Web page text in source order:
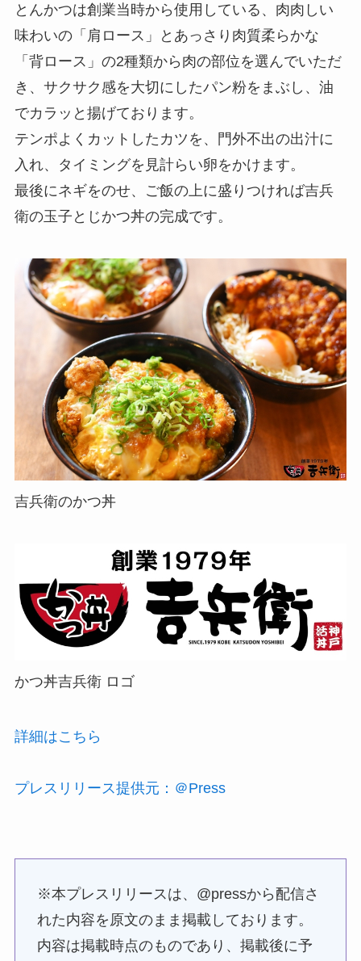
とんかつは創業当時から使用している、肉肉しい
味わいの「肩ロース」とあっさり肉質柔らかな
「背ロース」の2種類から肉の部位を選んでいただ
き、サクサク感を大切にしたパン粉をまぶし、油
でカラッと揚げております。
テンポよくカットしたカツを、門外不出の出汁に
入れ、タイミングを見計らい卵をかけます。
最後にネギをのせ、ご飯の上に盛りつければ吉兵
衛の玉子とじかつ丼の完成です。
吉兵衛のかつ丼
かつ丼吉兵衛 ロゴ
詳細はこちら
プレスリリース提供元：＠Press
※本プレスリリースは、@pressから配信さ
れた内容を原文のまま掲載しております。
内容は掲載時点のものであり、掲載後に予